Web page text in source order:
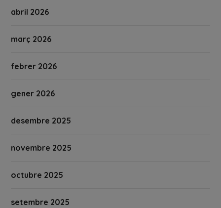
abril 2026
març 2026
febrer 2026
gener 2026
desembre 2025
novembre 2025
octubre 2025
setembre 2025